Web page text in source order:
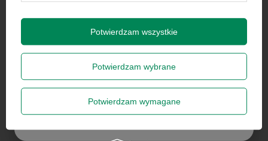
Newsletter
na potrzeby newslettera. Więcej wpolityce
Zapisz się
Potwierdzam wybrane
Potwierdzam wymagane
Potwierdzam wszystkie